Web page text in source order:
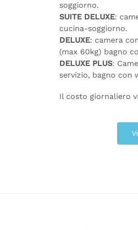
soggiorno.
SUITE DELUXE:
cucina-soggiorno.
DELUXE: camera
(max 60kg) bagno
DELUXE PLUS:
servizio, bagno con
Il costo giornaliero